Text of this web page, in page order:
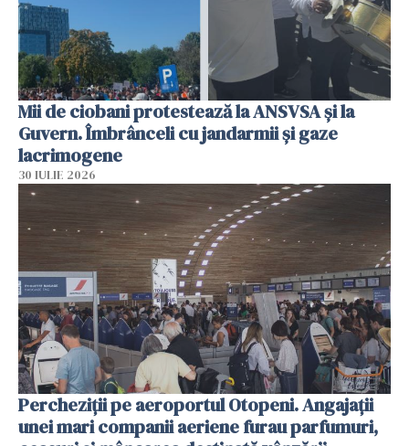
Mii de ciobani protestează la ANSVSA și la
Guvern. Îmbrânceli cu jandarmii și gaze
lacrimogene
30 IULIE 2026
Percheziții pe aeroportul Otopeni. Angajații
unei mari companii aeriene furau parfumuri,